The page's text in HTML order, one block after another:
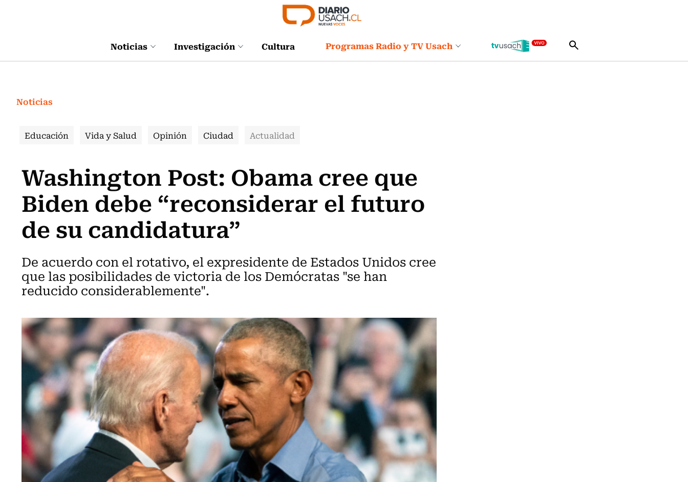
Noticias Investigación Cultura Programas Radio y TV Usach
Noticias
Educación Vida y Salud Opinión Ciudad Actualidad
Washington Post: Obama cree que
Biden debe “reconsiderar el futuro
de su candidatura”
De acuerdo con el rotativo, el expresidente de Estados Unidos cree
que las posibilidades de victoria de los Demócratas "se han
reducido considerablemente".